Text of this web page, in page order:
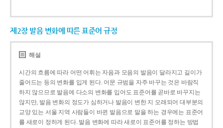
제2장 발음 변화에 따른 표준어 규정
해설
시간의 흐름에 따라 어떤 어휘는 자음과 모음의 발음이 달라지고 길이가
줄어드는 등의 변화를 입게 된다. 어문 규범을 자주 바꾸는 것은 바람직
하지 않으므로 발음에 다소의 변화를 입어도 표준어를 곧바로 바꾸지는
않지만, 발음 변화의 정도가 심하거나 발음이 변한 지 오래되어 대부분의
교양 있는 서울 지역 사람들이 바뀐 발음으로 말을 하는 경우에는 표준어
를 새로이 정하게 된다. 발음 변화에 따라 새로이 표준어를 정하는 방법